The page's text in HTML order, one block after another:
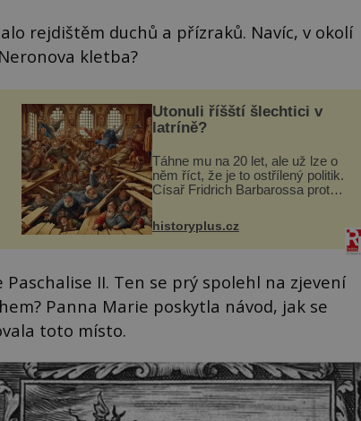
rejdištěm duchů a přízraků. Navíc, v okolí
kletba?
Utonuli říšští šlechtici v
latríně?
Táhne mu na 20 let, ale už lze o
něm říct, že je to ostřílený politik.
Císař Fridrich Barbarossa proto
Jindřicha VI. do Erfurtu, aby se
stal prostředníkem při řešení
sporu m...
historyplus.cz
II. Ten se prý spolehl na zjevení
Panna Marie poskytla návod, jak se
toto místo.